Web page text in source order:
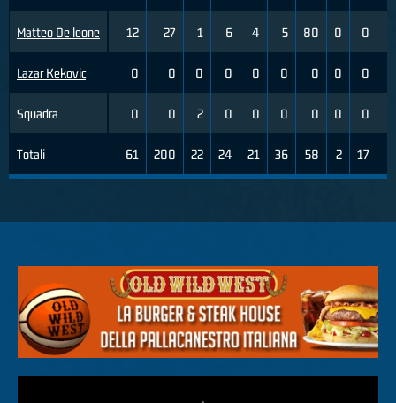
Matteo De leone
Lazar Kekovic
Squadra
Totali
12 27 1 6 4 5 80 0 0
0 0 0 0 0 0 0 0 0
0 0 2 0 0 0 0 0 0
61 200 22 24 21 36 58 2 17